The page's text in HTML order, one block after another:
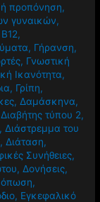
προπόνηση,
γυναικών,
,
, Γήρανση,
, Γνωστική
Ικανότητα,
, Γρίπη,
, Δαμάσκηνα,
Διαβήτης τύπου 2,
, Διάστρεμμα του
, Διάταση,
Συνήθειες,
, Δονήσεις,
,
, Εγκεφαλικό